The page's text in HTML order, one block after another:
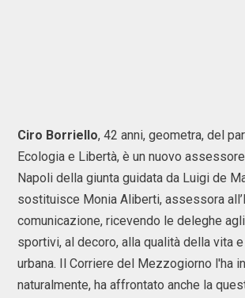
Ciro Borriello, 42 anni, geometra, del
Ecologia e Libertà, è un nuovo
Napoli della giunta guidata da Luigi de
sostituisce Monia Aliberti, assessora
comunicazione, ricevendo le deleghe
sportivi, al decoro, alla qualità della vita e
urbana. Il Corriere del Mezzogiorno l'ha
naturalmente, ha affrontato anche la